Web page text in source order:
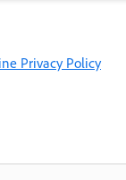
Privacy Policy